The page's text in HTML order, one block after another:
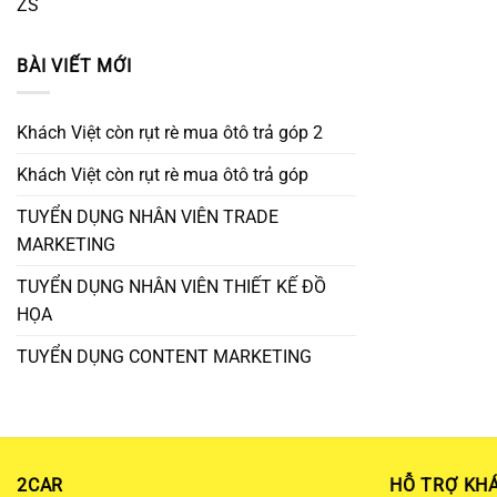
ZS
BÀI VIẾT MỚI
Khách Việt còn rụt rè mua ôtô trả góp 2
Khách Việt còn rụt rè mua ôtô trả góp
TUYỂN DỤNG NHÂN VIÊN TRADE
MARKETING
TUYỂN DỤNG NHÂN VIÊN THIẾT KẾ ĐỒ
HỌA
TUYỂN DỤNG CONTENT MARKETING
2CAR HỖ TRỢ